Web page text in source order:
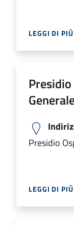
LEGGI DI PIÙ
Presidio
LEGGI DI PIÙ